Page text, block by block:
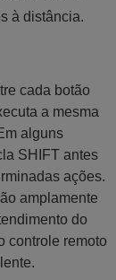
à distância.
cada botão
a mesma
alguns
SHIFT antes
ações.
amplamente
do
controle remoto